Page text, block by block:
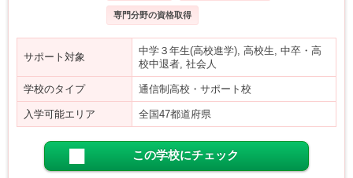
専門分野の資格取得
サポート対象
中学３年生(高校進学), 高校生, 中卒・高
校中退者, 社会人
学校のタイプ 通信制高校・サポート校
入学可能エリア 全国47都道府県
この学校にチェック